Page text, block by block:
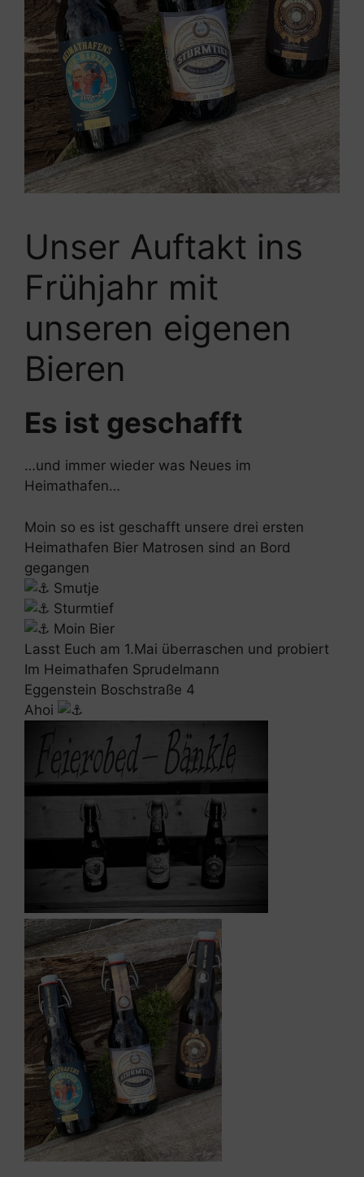
Unser Auftakt ins
Frühjahr mit
unseren eigenen
Bieren
Es ist geschafft
…und immer wieder was Neues im
Heimathafen…
Moin so es ist geschafft unsere drei ersten
Heimathafen Bier Matrosen sind an Bord
gegangen
Smutje
Sturmtief
Moin Bier
Lasst Euch am 1.Mai überraschen und probiert
Im Heimathafen Sprudelmann
Eggenstein Boschstraße 4
Ahoi